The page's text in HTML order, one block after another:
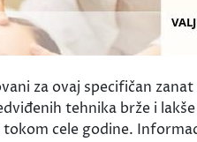
za ovaj specifičan
tehnika brže i
cele godine.